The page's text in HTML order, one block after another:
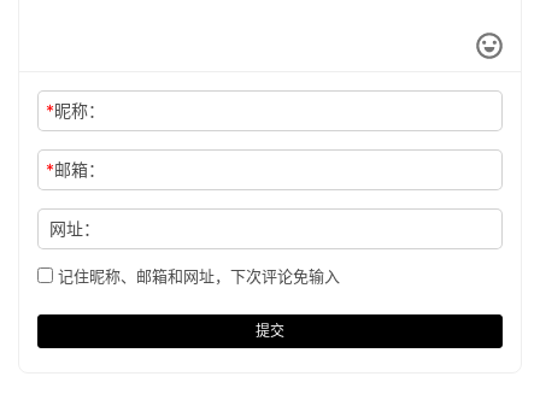
*昵称：
*邮箱：
网址：
记住昵称、邮箱和网址，下次评论免输入
提交